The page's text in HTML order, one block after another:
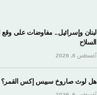
لبنان وإسرائيل.. مفاوضات على وقع
السلاح
أغسطس 6, 2026
هل لوث صاروخ سبيس إكس القمر؟